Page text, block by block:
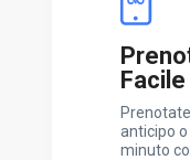
Facile
anticipo o
minuto